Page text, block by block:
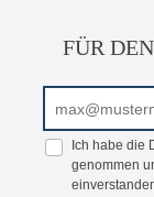
FÜR
Ich habe die
genommen